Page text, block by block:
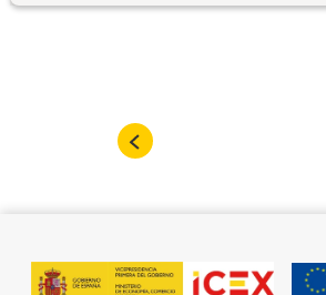
害について探り始める。イネスは妙な
流の犯罪捜査に乗り出していく。